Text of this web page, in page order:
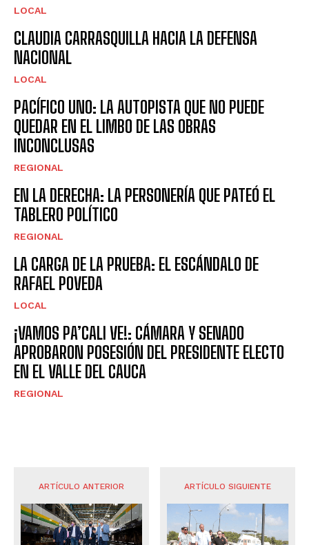
LOCAL
CLAUDIA CARRASQUILLA HACIA LA DEFENSA
NACIONAL
LOCAL
PACÍFICO UNO: LA AUTOPISTA QUE NO PUEDE
QUEDAR EN EL LIMBO DE LAS OBRAS
INCONCLUSAS
REGIONAL
EN LA DERECHA: LA PERSONERÍA QUE PATEÓ EL
TABLERO POLÍTICO
REGIONAL
LA CARGA DE LA PRUEBA: EL ESCÁNDALO DE
RAFAEL POVEDA
LOCAL
¡VAMOS PA’CALI VE!: CÁMARA Y SENADO
APROBARON POSESIÓN DEL PRESIDENTE ELECTO
EN EL VALLE DEL CAUCA
REGIONAL
ARTÍCULO ANTERIOR ARTÍCULO SIGUIENTE